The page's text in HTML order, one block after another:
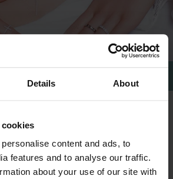
Details About
content and ads, to
features and to analyse our traffic.
about your use of our site with